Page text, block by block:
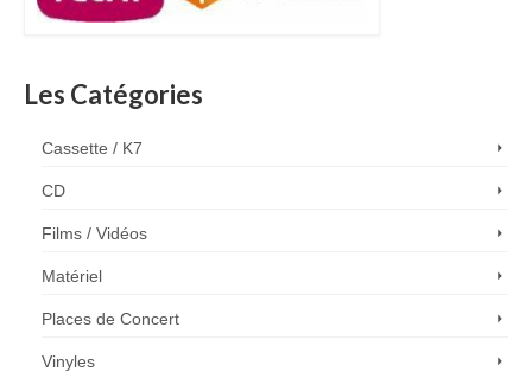
Les Catégories
Cassette / K7
CD
Films / Vidéos
Matériel
Places de Concert
Vinyles